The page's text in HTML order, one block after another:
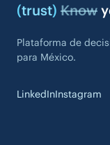
(trust) Know
Plataforma de
para México.
LinkedInInstagram